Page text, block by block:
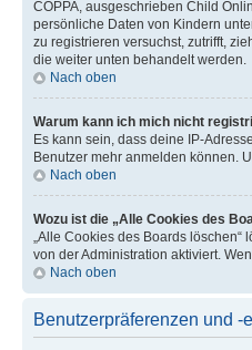
COPPA, ausgeschrieben Child
persönliche Daten von Kindern
zu registrieren versuchst, zutrifft,
die weiter unten behandelt werden.
Nach oben
Warum kann ich mich nicht
Es kann sein, dass deine IP-
Benutzer mehr anmelden können.
Nach oben
Wozu ist die „Alle Cookies des
„Alle Cookies des Boards
von der Administration aktiviert.
Nach oben
Benutzerpräferenzen und -